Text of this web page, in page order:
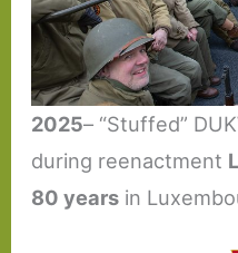
2025– “Stuffed”
during reenactment
80 years in